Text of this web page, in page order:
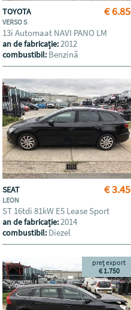
€
TOYOTA
VERSO S
13i Automaat NAVI PANO LM
an de fabricație:2012
combustibil: Benzină
€
SEAT
LEON
ST 16tdi 81kW E5 Lease Sport
an de fabricație:2014
combustibil: Diezel
preț export
€ 1.750